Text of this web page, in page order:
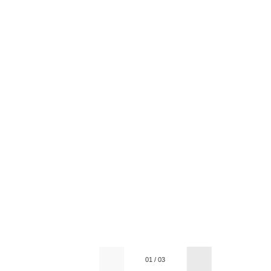
01 /03